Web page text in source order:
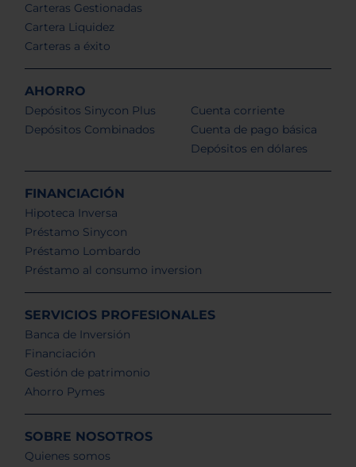
Carteras Gestionadas
Cartera Liquidez
Carteras a éxito
AHORRO
Depósitos Sinycon Plus
Depósitos Combinados
Cuenta corriente
Cuenta de pago básica
Depósitos en dólares
FINANCIACIÓN
Hipoteca Inversa
Préstamo Sinycon
Préstamo Lombardo
Préstamo al consumo inversion
SERVICIOS PROFESIONALES
Banca de Inversión
Financiación
Gestión de patrimonio
Ahorro Pymes
SOBRE NOSOTROS
Quienes somos